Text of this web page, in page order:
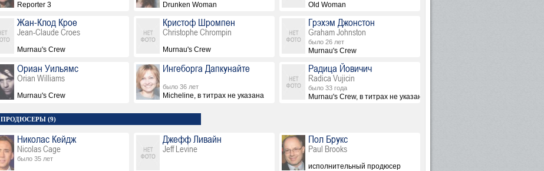
Reporter 3 Drunken Woman Old Woman
Жан-Клод Крое
Jean-Claude Croes
Murnau's Crew
Кристоф Шромпен
Christophe Chrompin
Murnau's Crew
Грэхэм Джонстон
Graham Johnston
было 26 лет
Murnau's Crew
Ориан Уильямс
Orian Williams
Murnau's Crew
Ингеборга Дапкунайте
было 36 лет
Micheline, в титрах не указана
Радица Йовичич
Radica Vujicin
было 33 года
Murnau's Crew, в титрах не указана
ПРОДЮСЕРЫ (9)
Николас Кейдж
Nicolas Cage
было 35 лет
Джефф Ливайн
Jeff Levine
Пол Брукс
Paul Brooks
исполнительный продюсер